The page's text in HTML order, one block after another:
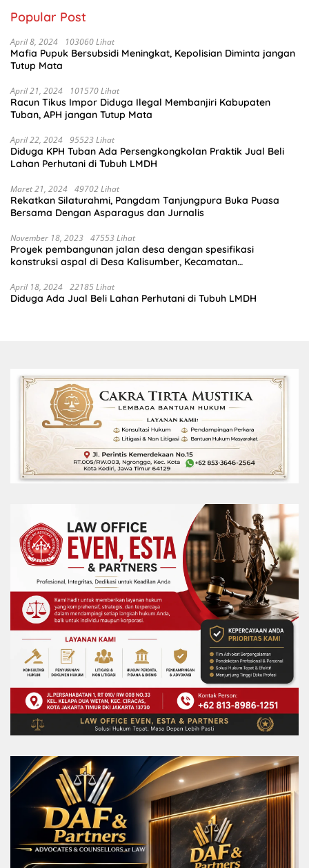
Popular Post
April 8, 2024 103060 Lihat
Mafia Pupuk Bersubsidi Meningkat, Kepolisian Diminta jangan
Tutup Mata
April 21, 2024 101570 Lihat
Racun Tikus Impor Diduga Ilegal Membanjiri Kabupaten
Tuban, APH jangan Tutup Mata
April 22, 2024 95523 Lihat
Diduga KPH Tuban Ada Persengkongkolan Praktik Jual Beli
Lahan Perhutani di Tubuh LMDH
Maret 21, 2024 49702 Lihat
Rekatkan Silaturahmi, Pangdam Tanjungpura Buka Puasa
Bersama Dengan Asparagus dan Jurnalis
November 18, 2023 47553 Lihat
Proyek pembangunan jalan desa dengan spesifikasi
konstruksi aspal di Desa Kalisumber, Kecamatan
sudah selesai di tahun 2023
April 18, 2024 22185 Lihat
Diduga Ada Jual Beli Lahan Perhutani di Tubuh LMDH